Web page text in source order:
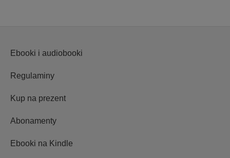
Ebooki i audiobooki
Regulaminy
Kup na prezent
Abonamenty
Ebooki na Kindle